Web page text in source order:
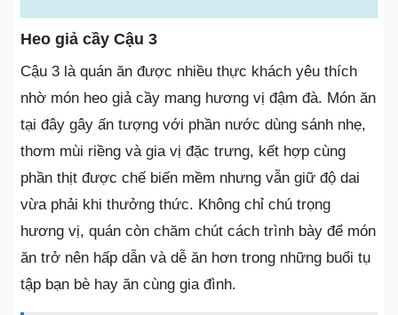
Heo giả cầy Cậu 3
Cậu 3 là quán ăn được nhiều thực khách yêu thích
nhờ món heo giả cầy mang hương vị đậm đà. Món ăn
tại đây gây ấn tượng với phần nước dùng sánh nhẹ,
thơm mùi riềng và gia vị đặc trưng, kết hợp cùng
phần thịt được chế biến mềm nhưng vẫn giữ độ dai
vừa phải khi thưởng thức. Không chỉ chú trọng
hương vị, quán còn chăm chút cách trình bày để món
ăn trở nên hấp dẫn và dễ ăn hơn trong những buổi tụ
tập bạn bè hay ăn cùng gia đình.